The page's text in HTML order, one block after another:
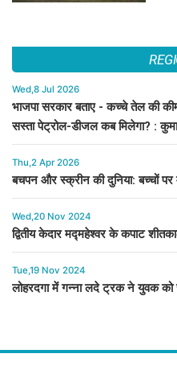
Wed,8 Jul 2026
भाजपा सरकार बताए - कच्चे तेल की
सस्ता पेट्रोल-डीजल कब मिलेगा? :
Thu,2 Apr 2026
बचपन और स्क्रीन की दुनिया: बच्चों पर
Wed,20 Nov 2024
द्वितीय केदार मद्महेश्वर के कपाट
Tue,19 Nov 2024
लोहरदगा में गन्ना लदे ट्रक ने युवक को